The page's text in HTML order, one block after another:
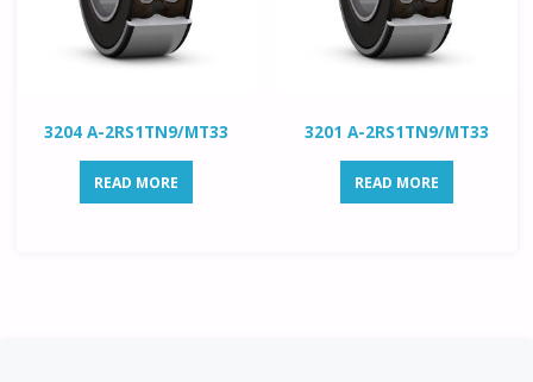
3204 A-2RS1TN9/MT33
READ MORE
3201 A-2RS1TN9/MT33
READ MORE